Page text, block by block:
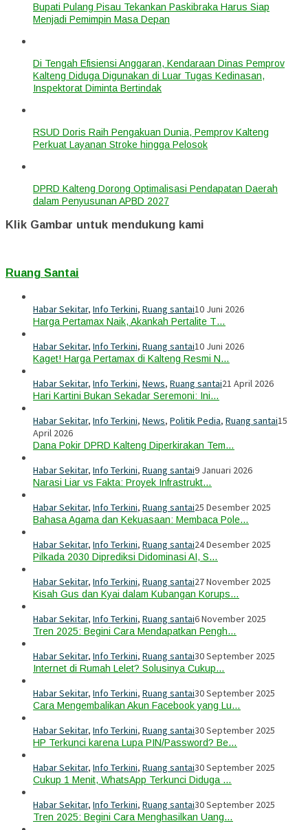
Bupati Pulang Pisau Tekankan Paskibraka Harus Siap
Menjadi Pemimpin Masa Depan
Di Tengah Efisiensi Anggaran, Kendaraan Dinas Pemprov
Kalteng Diduga Digunakan di Luar Tugas Kedinasan,
Inspektorat Diminta Bertindak
RSUD Doris Raih Pengakuan Dunia, Pemprov Kalteng
Perkuat Layanan Stroke hingga Pelosok
DPRD Kalteng Dorong Optimalisasi Pendapatan Daerah
dalam Penyusunan APBD 2027
Klik Gambar untuk mendukung kami
Ruang Santai
Habar Sekitar, Info Terkini, Ruang santai10 Juni 2026
Harga Pertamax Naik, Akankah Pertalite T…
Habar Sekitar, Info Terkini, Ruang santai10 Juni 2026
Kaget! Harga Pertamax di Kalteng Resmi N…
Habar Sekitar, Info Terkini, News, Ruang santai21 April 2026
Hari Kartini Bukan Sekadar Seremoni: Ini…
Habar Sekitar, Info Terkini, News, Politik Pedia, Ruang santai15
April 2026
Dana Pokir DPRD Kalteng Diperkirakan Tem…
Habar Sekitar, Info Terkini, Ruang santai9 Januari 2026
Narasi Liar vs Fakta: Proyek Infrastrukt…
Habar Sekitar, Info Terkini, Ruang santai25 Desember 2025
Bahasa Agama dan Kekuasaan: Membaca Pole…
Habar Sekitar, Info Terkini, Ruang santai24 Desember 2025
Pilkada 2030 Diprediksi Didominasi AI, S…
Habar Sekitar, Info Terkini, Ruang santai27 November 2025
Kisah Gus dan Kyai dalam Kubangan Korups…
Habar Sekitar, Info Terkini, Ruang santai6 November 2025
Tren 2025: Begini Cara Mendapatkan Pengh…
Habar Sekitar, Info Terkini, Ruang santai30 September 2025
Internet di Rumah Lelet? Solusinya Cukup…
Habar Sekitar, Info Terkini, Ruang santai30 September 2025
Cara Mengembalikan Akun Facebook yang Lu…
Habar Sekitar, Info Terkini, Ruang santai30 September 2025
HP Terkunci karena Lupa PIN/Password? Be…
Habar Sekitar, Info Terkini, Ruang santai30 September 2025
Cukup 1 Menit, WhatsApp Terkunci Diduga …
Habar Sekitar, Info Terkini, Ruang santai30 September 2025
Tren 2025: Begini Cara Menghasilkan Uang…